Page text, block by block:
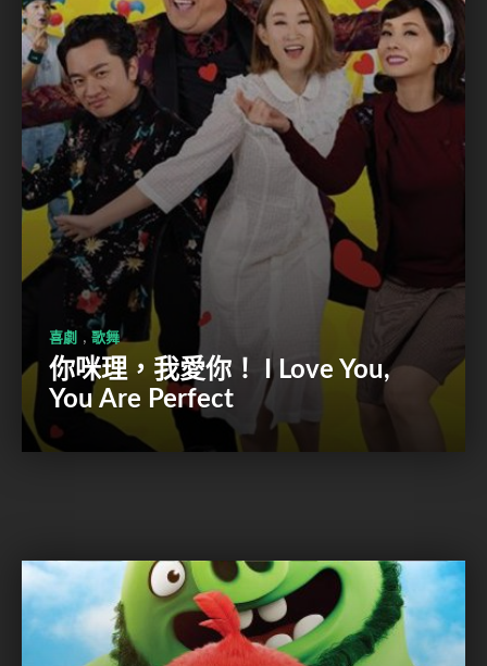
喜劇 , 歌舞
你咪理，我愛你！ I Love You,
You Are Perfect